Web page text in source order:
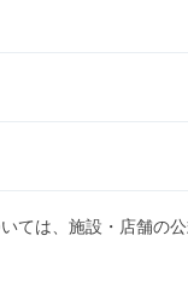
は、施設・店舗の